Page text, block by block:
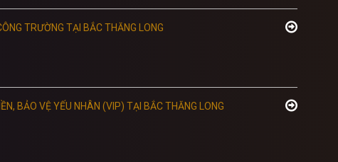
TRƯỜNG TẠI BẮC THĂNG LONG
BẢO VỆ YẾU NHÂN (VIP) TẠI BẮC THĂNG LONG